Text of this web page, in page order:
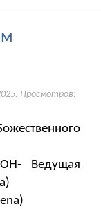
. Просмотров:
Ведущая